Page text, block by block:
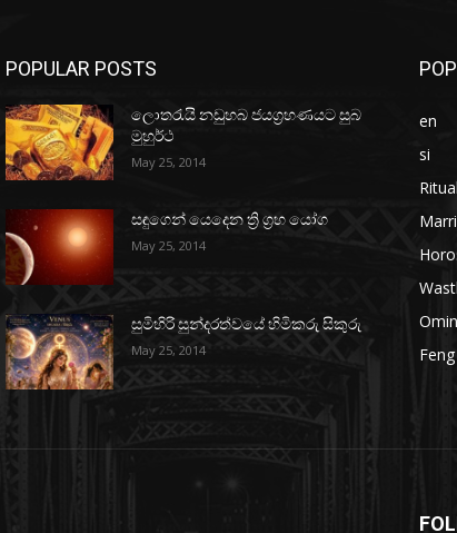
POPULAR POSTS
ලොතරැයි නඩුහබ ජයග්‍රහණයට සුබ
මුහුර්ථ
May 25, 2014
සඳුගෙන් යෙදෙන ත්‍රි ග්‍රහ යෝග
May 25, 2014
සුමිහිරි සුන්දරත්වයේ හිමිකරු සිකුරු
May 25, 2014
en
si